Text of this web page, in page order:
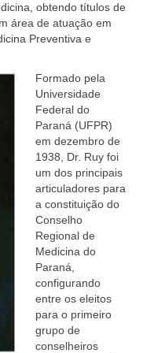
obtendo títulos de
área de atuação em
Preventiva e
Formado pela
Universidade
Federal do
Paraná (UFPR)
em dezembro de
1938, Dr. Ruy foi
um dos principais
articuladores para
a constituição do
Conselho
Regional de
Medicina do
Paraná,
configurando
entre os eleitos
para o primeiro
grupo de
conselheiros